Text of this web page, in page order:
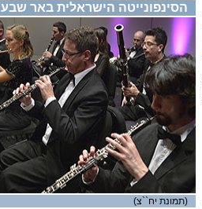
הסינפונייטה הישראלית באר שבע
(תמונת יח``צ)